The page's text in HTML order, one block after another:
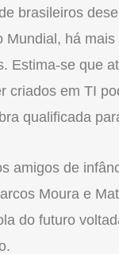
brasileiros
Mundial, há
Estima-se que
criados em TI
qualificada
amigos de
Moura e
do futuro